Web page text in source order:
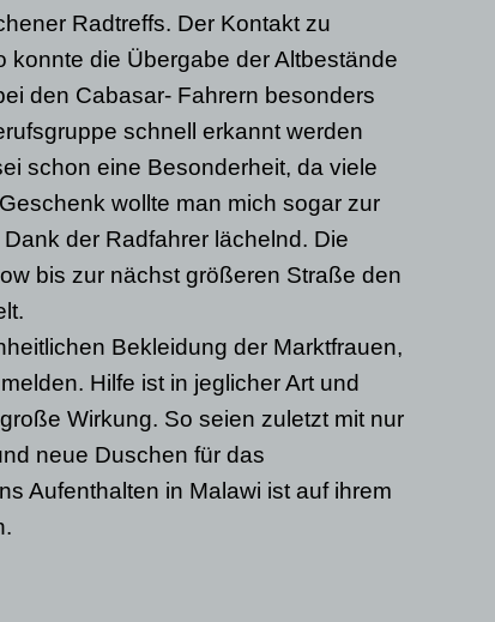
Radtreffs. Der Kontakt zu
die Übergabe der Altbestände
den Cabasar- Fahrern besonders
schnell erkannt werden
schon eine Besonderheit, da viele
wollte man mich sogar zur
der Radfahrer lächelnd. Die
bis zur nächst größeren Straße den
Bekleidung der Marktfrauen,
Hilfe ist in jeglicher Art und
Wirkung. So seien zuletzt mit nur
neue Duschen für das
Aufenthalten in Malawi ist auf ihrem